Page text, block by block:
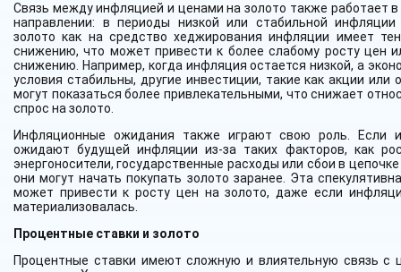
Связь между инфляцией и ценами на золото также работает
направлении: в периоды низкой или стабильной
золото как на средство хеджирования инфляции имеет
снижению, что может привести к более слабому росту цен
снижению. Например, когда инфляция остается низкой, а
условия стабильны, другие инвестиции, такие как акции или
могут показаться более привлекательными, что снижает
спрос на золото.
Инфляционные ожидания также играют свою роль. Если
ожидают будущей инфляции из-за таких факторов, как
энергоносители, государственные расходы или сбои в
они могут начать покупать золото заранее. Эта
может привести к росту цен на золото, даже если
материализовалась.
Процентные ставки и золото
Процентные ставки имеют сложную и влиятельную связь с